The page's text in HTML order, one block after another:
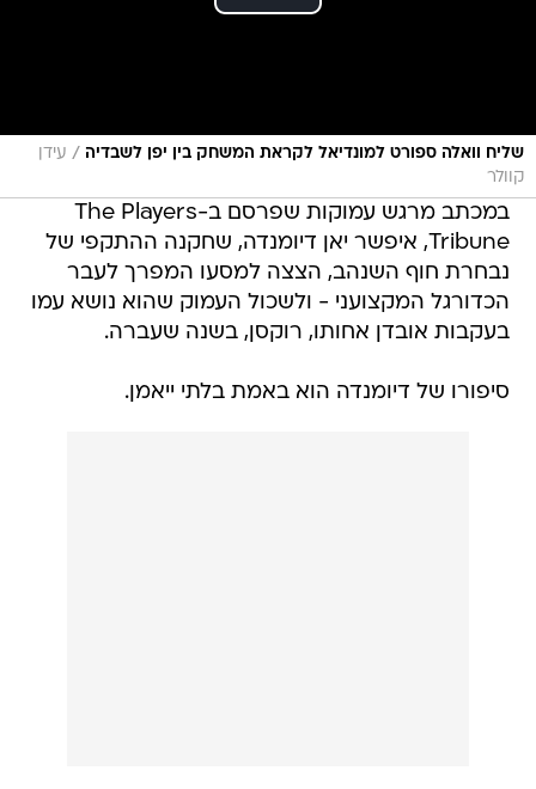
שליח וואלה ספורט למונדיאל לקראת המשחק בין יפן לשבדיה / עידן
קוולר
במכתב מרגש עמוקות שפרסם ב-The Players
Tribune, איפשר יאן דיומנדה, שחקנה ההתקפי של
נבחרת חוף השנהב, הצצה למסעו המפרך לעבר
הכדורגל המקצועני - ולשכול העמוק שהוא נושא עמו
בעקבות אובדן אחותו, רוקסן, בשנה שעברה.
סיפורו של דיומנדה הוא באמת בלתי ייאמן.